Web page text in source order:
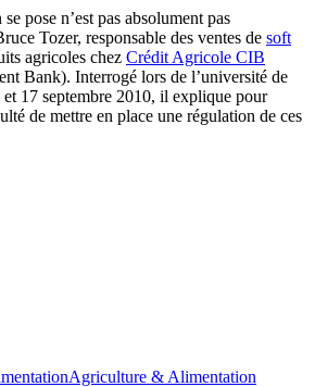
pose n’est pas absolument pas
Tozer, responsable des ventes de soft
agricoles chez Crédit Agricole CIB
Bank). Interrogé lors de l’université de
17 septembre 2010, il explique pour
de mettre en place une régulation de ces
Agriculture & Alimentation